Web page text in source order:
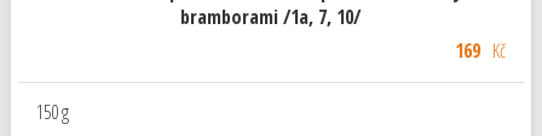
bramborami /1a, 7, 10/
169Kč
150 g